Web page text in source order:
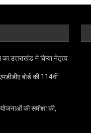
उत्तराखंड ने किया नेतृत्व
बोर्ड की 114वीं
की समीक्षा की,